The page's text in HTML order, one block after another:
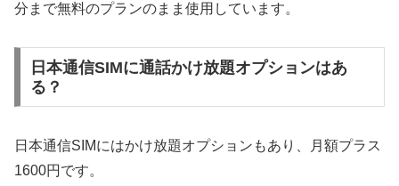
分まで無料のプランのまま使用しています。
日本通信SIMに通話かけ放題オプションはあ
る？
日本通信SIMにはかけ放題オプションもあり、月額プラス
1600円です。